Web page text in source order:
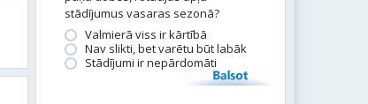
stādījumus vasaras sezonā?
Valmierā viss ir kārtībā
Nav slikti, bet varētu būt labāk
Stādījumi ir nepārdomāti
Balsot